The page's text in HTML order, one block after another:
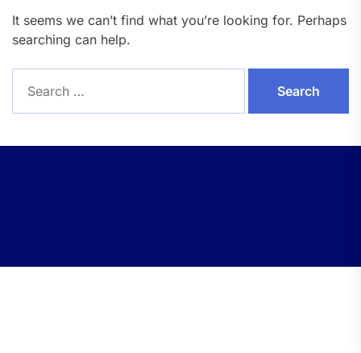
It seems we can’t find what you’re looking for. Perhaps
searching can help.
for: